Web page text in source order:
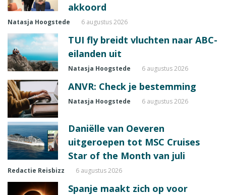
akkoord
Natasja Hoogstede 6 augustus 2026
TUI fly breidt vluchten naar ABC-
eilanden uit
Natasja Hoogstede 6 augustus 2026
ANVR: Check je bestemming
Natasja Hoogstede 6 augustus 2026
Daniëlle van Oeveren
uitgeroepen tot MSC Cruises
Star of the Month van juli
Redactie Reisbizz 6 augustus 2026
Spanje maakt zich op voor